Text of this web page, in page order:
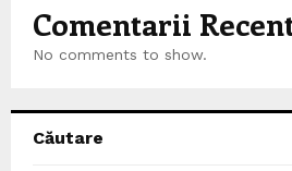
Comentarii
No comments to show.
Căutare